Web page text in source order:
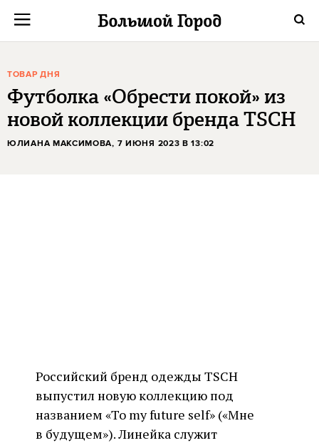
ТОВАР ДНЯ
Футболка «Обрести покой» из
новой коллекции бренда TSCH
ЮЛИАНА МАКСИМОВА, 7 ИЮНЯ 2023 В 13:02
Российский бренд одежды TSCH
выпустил новую коллекцию под
названием «To my future self» («Мне
в будущем»). Линейка служит